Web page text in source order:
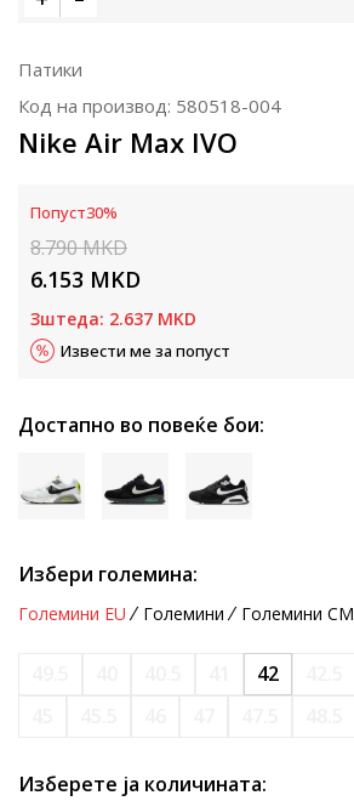
Патики
Код на производ: 580518-004
Nike Air Max IVO
Попуст30%
8.790MKD
6.153 MKD
Зштеда: 2.637 MKD
Извести ме за попуст
Достапно во повеќе бои:
Избери големина:
Големини EU Големини Големини CM
42
Изберете ја количината: